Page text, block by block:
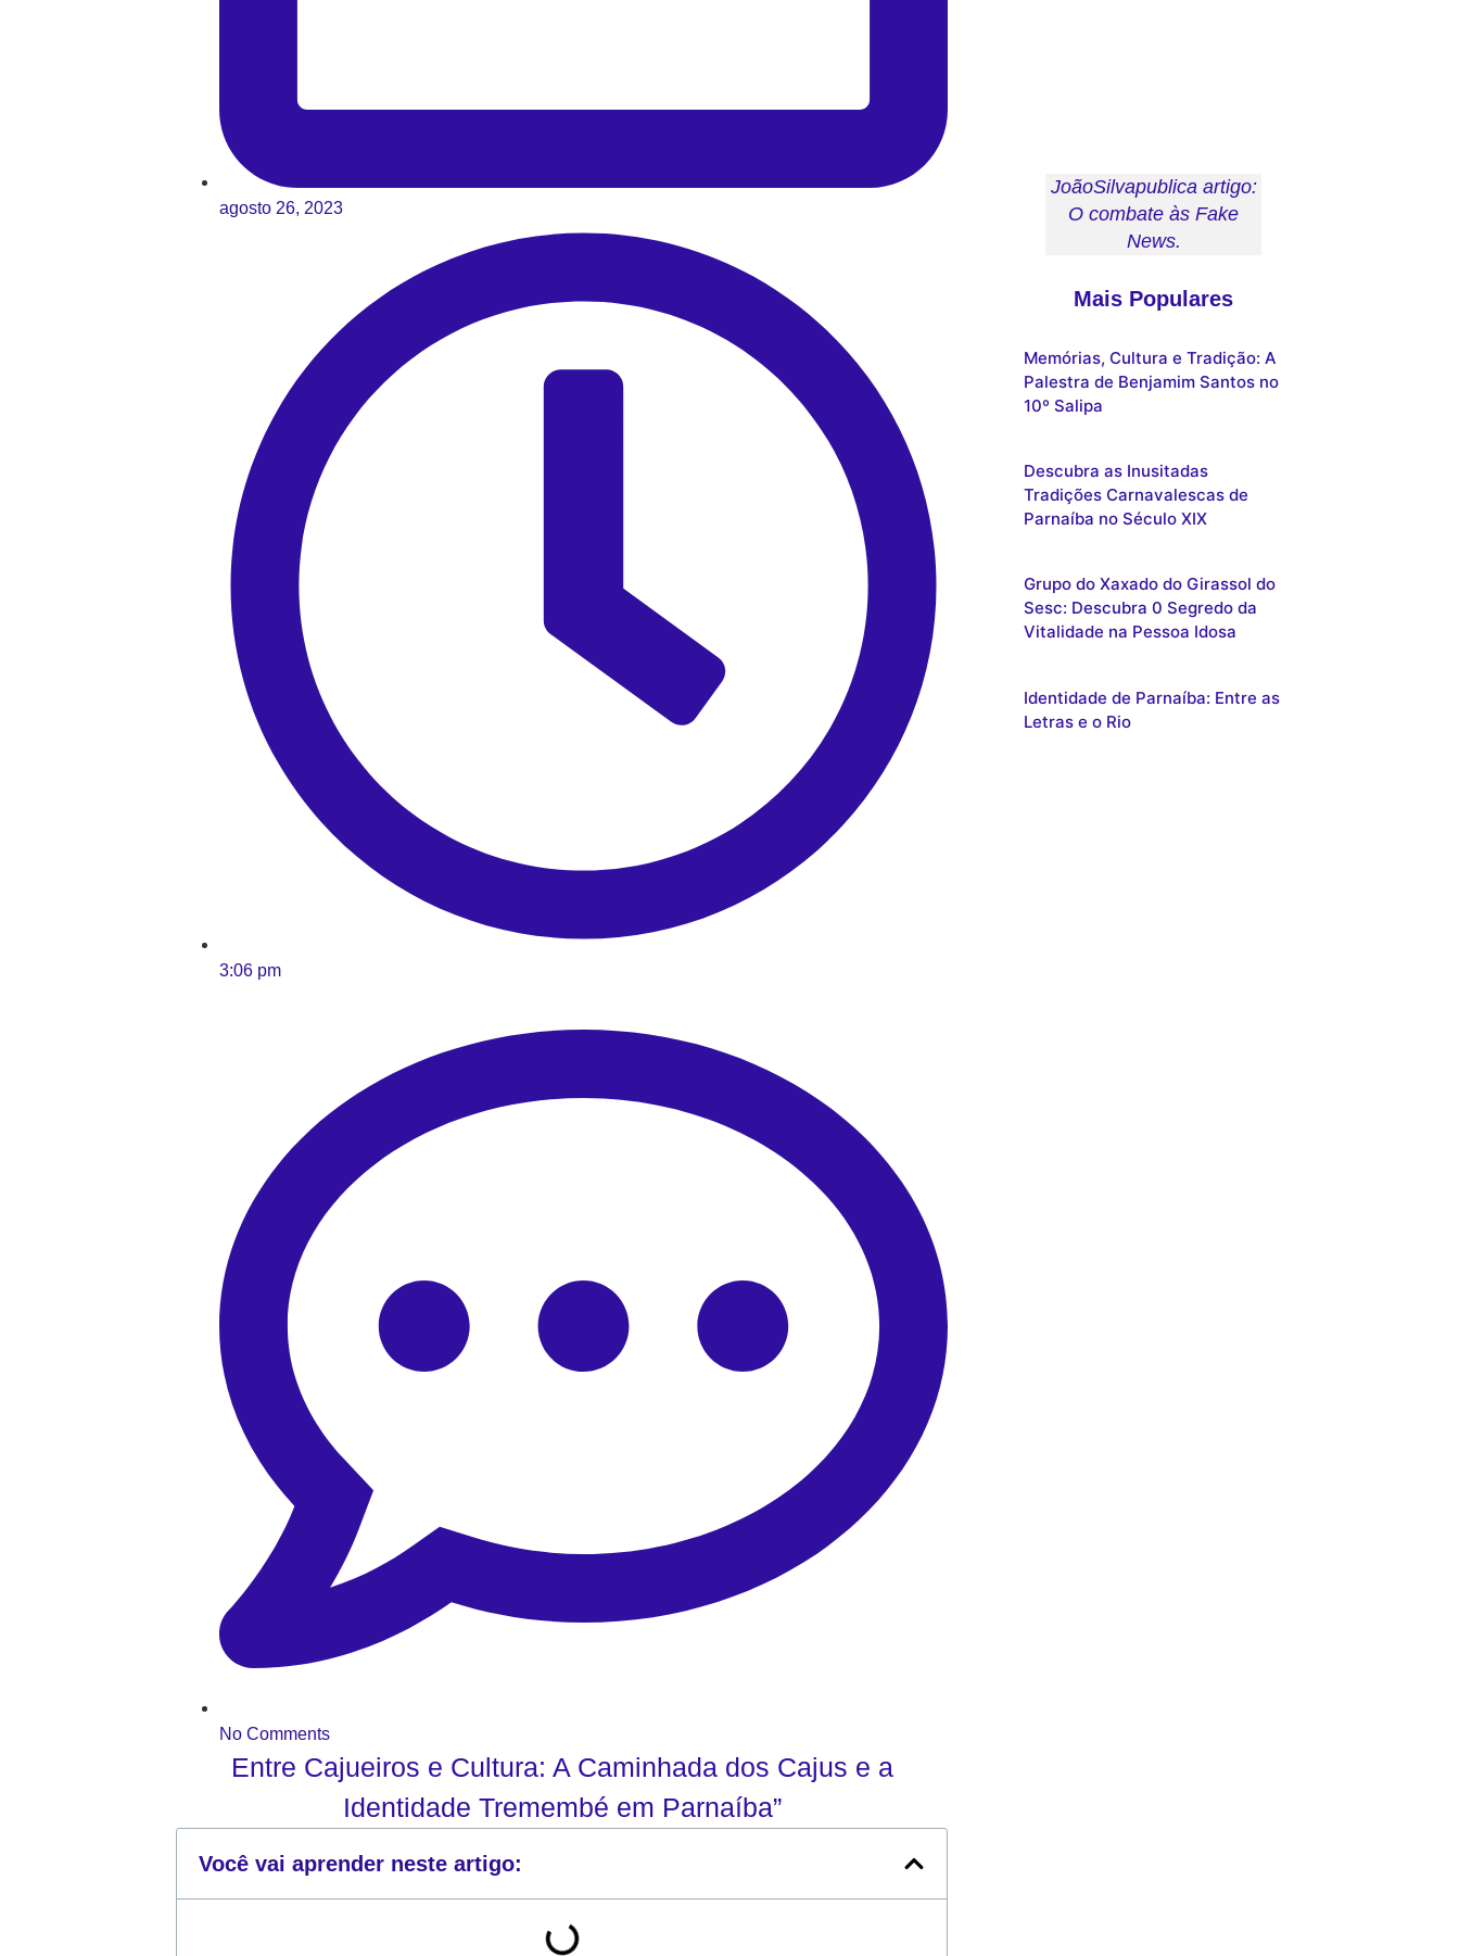
agosto 26, 2023
3:06 pm
No Comments
Entre Cajueiros e Cultura: A Caminhada dos Cajus e a
Identidade Tremembé em Parnaíba”
Você vai aprender neste artigo:
JoãoSilvapublica artigo:
O combate às Fake
News.
Mais Populares
Memórias, Cultura e Tradição: A
Palestra de Benjamim Santos no
10º Salipa
Descubra as Inusitadas
Tradições Carnavalescas de
Parnaíba no Século XIX
Grupo do Xaxado do Girassol do
Sesc: Descubra 0 Segredo da
Vitalidade na Pessoa Idosa
Identidade de Parnaíba: Entre as
Letras e o Rio